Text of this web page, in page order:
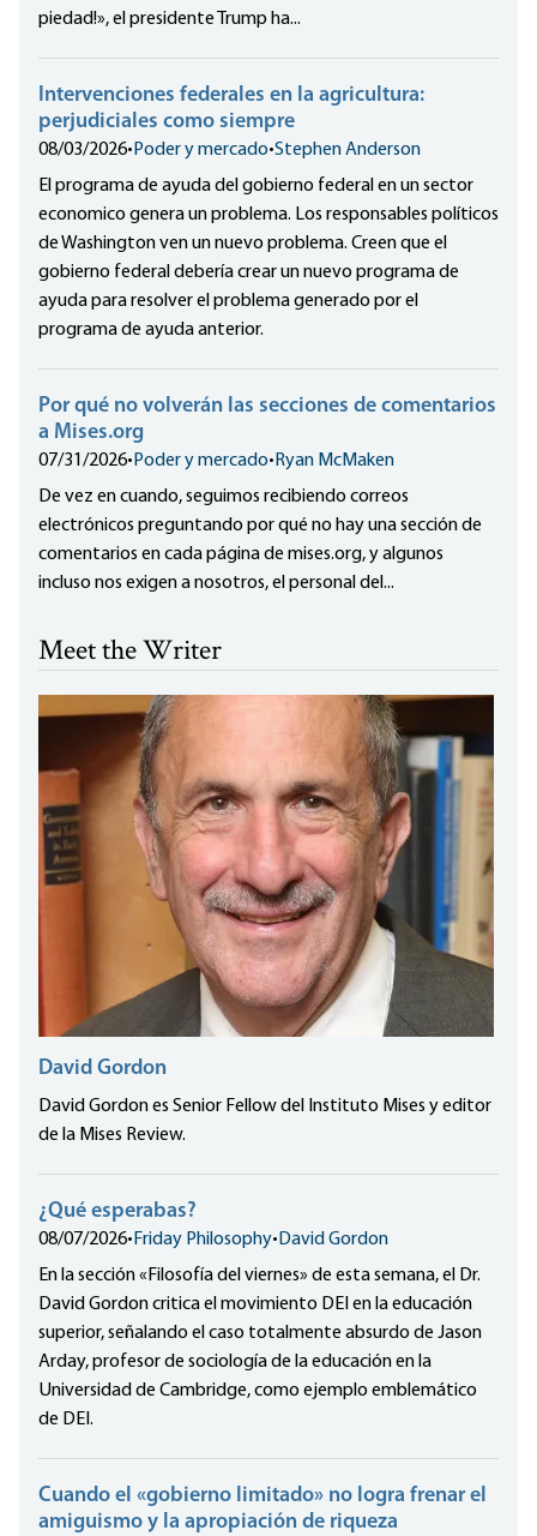
piedad!», el presidente Trump ha...
Intervenciones federales en la agricultura:
perjudiciales como siempre
08/03/2026• Poder y mercado•Stephen Anderson
El programa de ayuda del gobierno federal en un sector
economico genera un problema. Los responsables políticos
de Washington ven un nuevo problema. Creen que el
gobierno federal debería crear un nuevo programa de
ayuda para resolver el problema generado por el
programa de ayuda anterior.
Por qué no volverán las secciones de comentarios
a Mises.org
07/31/2026• Poder y mercado• Ryan McMaken
De vez en cuando, seguimos recibiendo correos
electrónicos preguntando por qué no hay una sección de
comentarios en cada página de mises.org, y algunos
incluso nos exigen a nosotros, el personal del...
Meet the Writer
David Gordon
David Gordon es Senior Fellow del Instituto Mises y editor
de la Mises Review.
¿Qué esperabas?
08/07/2026• Friday Philosophy• David Gordon
En la sección «Filosofía del viernes» de esta semana, el Dr.
David Gordon critica el movimiento DEI en la educación
superior, señalando el caso totalmente absurdo de Jason
Arday, profesor de sociología de la educación en la
Universidad de Cambridge, como ejemplo emblemático
de DEI.
Cuando el «gobierno limitado» no logra frenar el
amiguismo y la apropiación de riqueza